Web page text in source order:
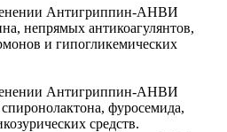
Антигриппин-АНВИ
непрямых антикоагулянтов,
и гипогликемических
Антигриппин-АНВИ
фуросемида,
средств.